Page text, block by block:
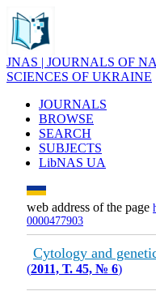
JNAS | JOURNALS OF
SCIENCES OF UKRAINE
JOURNALS
BROWSE
SEARCH
SUBJECTS
LibNAS UA
web address of the page
0000477903
Cytology and
(2011, Т. 45, № 6)